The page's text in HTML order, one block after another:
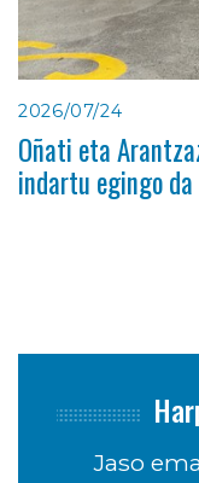
2026/07/24
Oñati eta
indartu egingo
Jaso